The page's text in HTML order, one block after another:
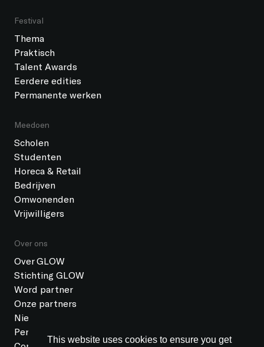
This website uses cookies to ensure you get
Festival
Thema
Praktisch
Talent Awards
Eerdere edities
Permanente werken
Meedoen
Scholen
Studenten
Horeca & Retail
Bedrijven
Omwonenden
Vrijwilligers
Over ons
Over GLOW
Stichting GLOW
Word partner
Onze partners
Nieuws
Pers